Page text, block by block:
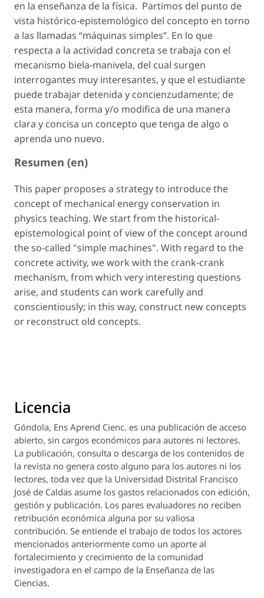
en la enseñanza de la física. Partimos del punto de
vista histórico-epistemológico del concepto en torno
a las llamadas “máquinas simples”. En lo que
respecta a la actividad concreta se trabaja con el
mecanismo biela-manivela, del cual surgen
interrogantes muy interesantes, y que el estudiante
puede trabajar detenida y concienzudamente; de
esta manera, forma y/o modifica de una manera
clara y concisa un concepto que tenga de algo o
aprenda uno nuevo.
Resumen (en)
This paper proposes a strategy to introduce the
concept of mechanical energy conservation in
physics teaching. We start from the historical-
epistemological point of view of the concept around
the so-called "simple machines". With regard to the
concrete activity, we work with the crank-crank
mechanism, from which very interesting questions
arise, and students can work carefully and
conscientiously; in this way, construct new concepts
or reconstruct old concepts.
Licencia
Góndola, Ens Aprend Cienc. es una publicación de acceso
abierto, sin cargos económicos para autores ni lectores.
La publicación, consulta o descarga de los contenidos de
la revista no genera costo alguno para los autores ni los
lectores, toda vez que la Universidad Distrital Francisco
José de Caldas asume los gastos relacionados con edición,
gestión y publicación. Los pares evaluadores no reciben
retribución económica alguna por su valiosa
contribución. Se entiende el trabajo de todos los actores
mencionados anteriormente como un aporte al
fortalecimiento y crecimiento de la comunidad
investigadora en el campo de la Enseñanza de las
Ciencias.